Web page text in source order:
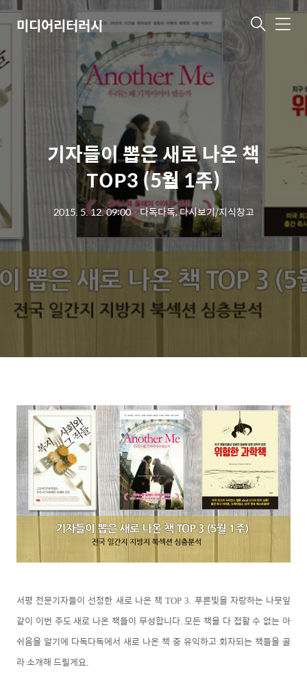
미디어리터러시 메
기자들이 뽑은 새로 나온 책
TOP3 (5월 1주)
2015. 5. 12. 09:00ㆍ다독다독, 다시보기/지식창고
서평 전문기자들이 선정한 새로 나온 책TOP 3. 푸른빛을 자랑하는 나뭇잎
같이 이번 주도 새로 나온 책들이 무성합니다. 모든 책을 다 접할 수 없는 아
쉬움을 알기에 다독다독에서 새로 나온 책 중 유익하고 회자되는 책들을 골
라 소개해 드릴게요.